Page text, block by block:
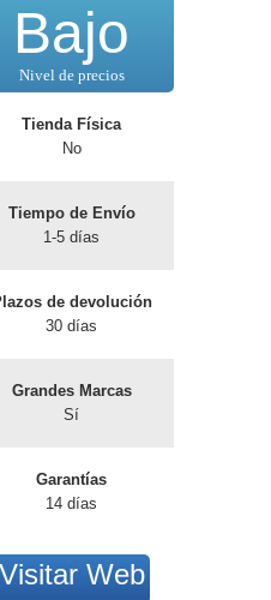
Bajo
Nivel de precios
Tienda Física
No
Tiempo de Envío
1-5 días
de devolución
30 días
Grandes Marcas
Sí
Garantías
14 días
Visitar Web